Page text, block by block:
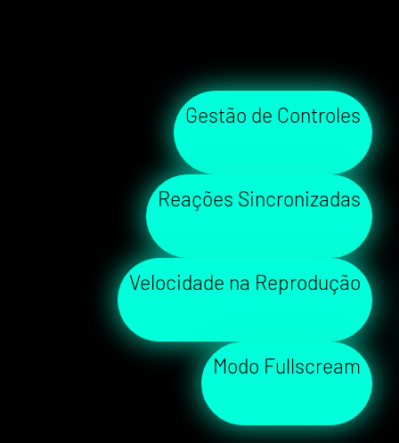
Gestão de Controles
Reações Sincronizadas
Velocidade na Reprodução
Modo Fullscream